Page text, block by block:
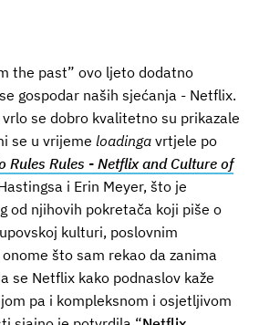
the past” ovo ljeto dodatno
gospodar naših sjećanja - Netflix.
se dobro kvalitetno su prikazale
se u vrijeme loadinga vrtjele po
Rules Rules - Netflix and Culture of
i Erin Meyer, što je
od njihovih pokretača koji piše o
kulturi, poslovnim
što sam rekao da zanima
se Netflix kako podnaslov kaže
pa i kompleksnom i osjetljivom